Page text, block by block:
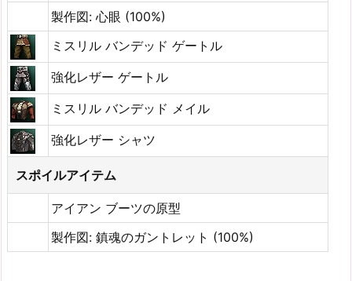
製作図: 心眼 (100%)
ミスリル バンデッド ゲートル
強化レザー ゲートル
ミスリル バンデッド メイル
強化レザー シャツ
スポイルアイテム
アイアン ブーツの原型
製作図: 鎮魂のガントレット (100%)